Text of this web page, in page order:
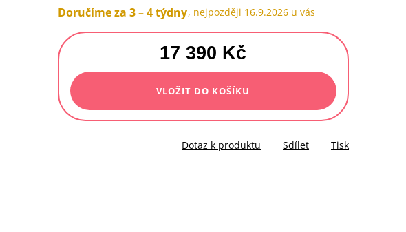
Doručíme za 3 – 4 týdny 16.9.2026
17 390 Kč
Měrná
cena:
VLOŽIT DO KOŠÍKU
Tisk
Dotaz k produktu Sdílet